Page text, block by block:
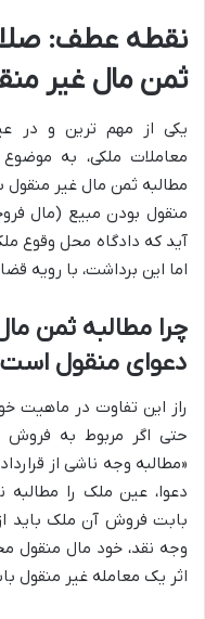
نقطه عطف:
ثمن مال غیر
یکی از مهم ترین و در
معاملات ملکی، به
مطالبه ثمن مال غیر منقول
منقول بودن مبیع (مال
آید که دادگاه محل وقوع
اما این برداشت، با رویه
چرا مطالبه ثمن
دعوای منقول
راز این تفاوت در ماهیت
حتی اگر مربوط به فروش
«مطالبه وجه ناشی از
دعوا، عین ملک را
بابت فروش آن ملک باید
وجه نقد، خود مال منقول
اثر یک معامله غیر منقول